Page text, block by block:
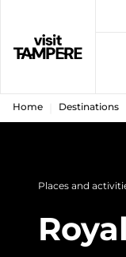
Home Destinations
Places and